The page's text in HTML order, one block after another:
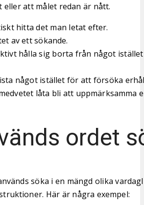
eller att målet redan är nått.
hitta det man letat efter.
av ett sökande.
hålla sig borta från något
något istället för att försöka
låta bli att uppmärksamma
ordet
söka i en mängd olika
Här är några exempel: